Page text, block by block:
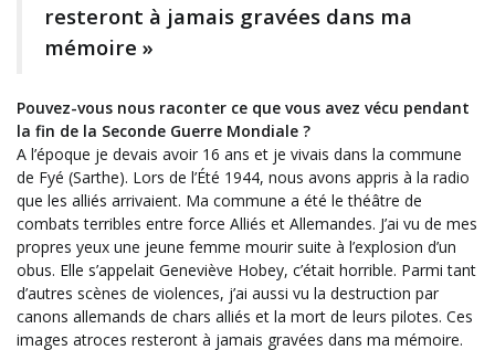
resteront à jamais gravées dans ma
mémoire »
Pouvez-vous nous raconter ce que vous avez vécu pendant
la fin de la Seconde Guerre Mondiale ?
A l’époque je devais avoir 16 ans et je vivais dans la commune
de Fyé (Sarthe). Lors de l’Été 1944, nous avons appris à la radio
que les alliés arrivaient. Ma commune a été le théâtre de
combats terribles entre force Alliés et Allemandes. J’ai vu de mes
propres yeux une jeune femme mourir suite à l’explosion d’un
obus. Elle s’appelait Geneviève Hobey, c’était horrible. Parmi tant
d’autres scènes de violences, j’ai aussi vu la destruction par
canons allemands de chars alliés et la mort de leurs pilotes. Ces
images atroces resteront à jamais gravées dans ma mémoire.